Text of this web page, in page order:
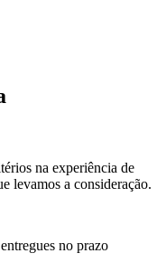
na experiência de
levamos a consideração.
no prazo